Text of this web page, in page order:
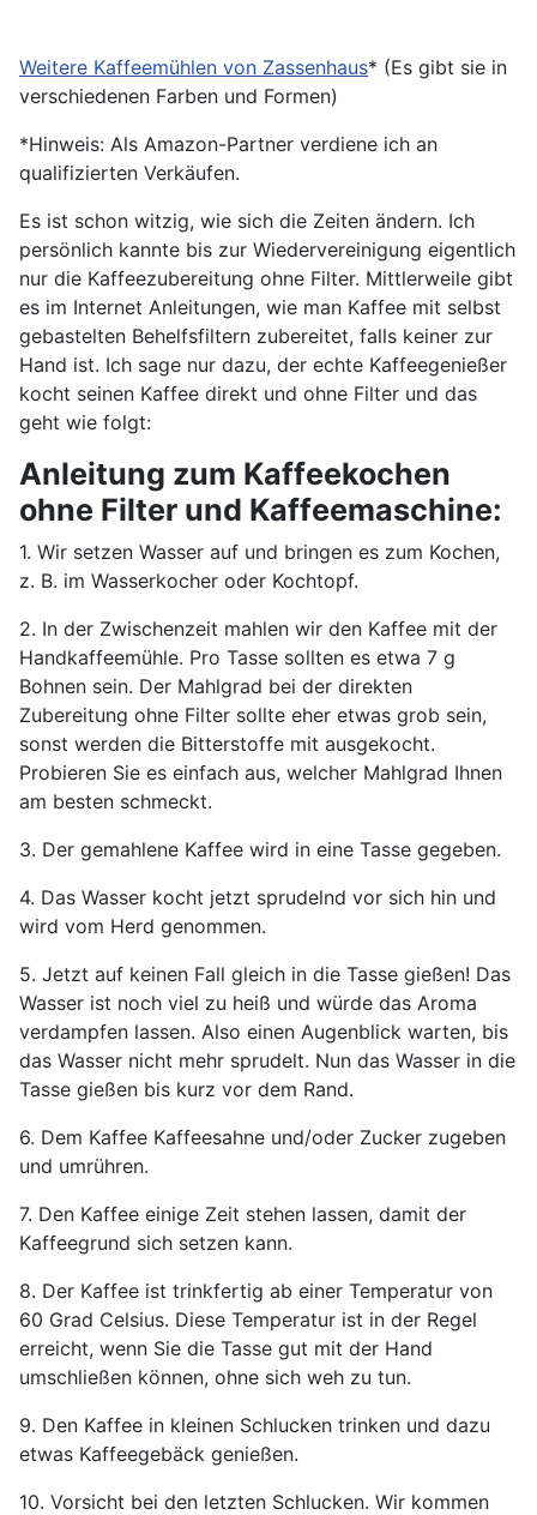
Weitere Kaffeemühlen von Zassenhaus* (Es gibt sie in
verschiedenen Farben und Formen)
*Hinweis: Als Amazon-Partner verdiene ich an
qualifizierten Verkäufen.
Es ist schon witzig, wie sich die Zeiten ändern. Ich
persönlich kannte bis zur Wiedervereinigung eigentlich
nur die Kaffeezubereitung ohne Filter. Mittlerweile gibt
es im Internet Anleitungen, wie man Kaffee mit selbst
gebastelten Behelfsfiltern zubereitet, falls keiner zur
Hand ist. Ich sage nur dazu, der echte Kaffeegenießer
kocht seinen Kaffee direkt und ohne Filter und das
geht wie folgt:
Anleitung zum Kaffeekochen
ohne Filter und Kaffeemaschine:
1. Wir setzen Wasser auf und bringen es zum Kochen,
z. B. im Wasserkocher oder Kochtopf.
2. In der Zwischenzeit mahlen wir den Kaffee mit der
Handkaffeemühle. Pro Tasse sollten es etwa 7 g
Bohnen sein. Der Mahlgrad bei der direkten
Zubereitung ohne Filter sollte eher etwas grob sein,
sonst werden die Bitterstoffe mit ausgekocht.
Probieren Sie es einfach aus, welcher Mahlgrad Ihnen
am besten schmeckt.
3. Der gemahlene Kaffee wird in eine Tasse gegeben.
4. Das Wasser kocht jetzt sprudelnd vor sich hin und
wird vom Herd genommen.
5. Jetzt auf keinen Fall gleich in die Tasse gießen! Das
Wasser ist noch viel zu heiß und würde das Aroma
verdampfen lassen. Also einen Augenblick warten, bis
das Wasser nicht mehr sprudelt. Nun das Wasser in die
Tasse gießen bis kurz vor dem Rand.
6. Dem Kaffee Kaffeesahne und/oder Zucker zugeben
und umrühren.
7. Den Kaffee einige Zeit stehen lassen, damit der
Kaffeegrund sich setzen kann.
8. Der Kaffee ist trinkfertig ab einer Temperatur von
60 Grad Celsius. Diese Temperatur ist in der Regel
erreicht, wenn Sie die Tasse gut mit der Hand
umschließen können, ohne sich weh zu tun.
9. Den Kaffee in kleinen Schlucken trinken und dazu
etwas Kaffeegebäck genießen.
10. Vorsicht bei den letzten Schlucken. Wir kommen